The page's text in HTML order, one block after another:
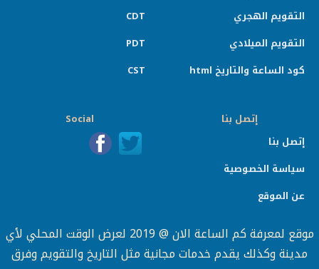
التقويم الهجري
التقويم الميلادي
كود الساعة والتاريخ html
CDT
PDT
CST
إتصل بنا
إتصل بنا
سياسة الخصوصية
عن الموقع
Social
موقع لمعرفة كم الساعة الان @ 2019 لعرض الوقت المحلي لأي
مدينة وكذلك يقدم خدمات مجانية مثل التاريخ والتقويم وفرق